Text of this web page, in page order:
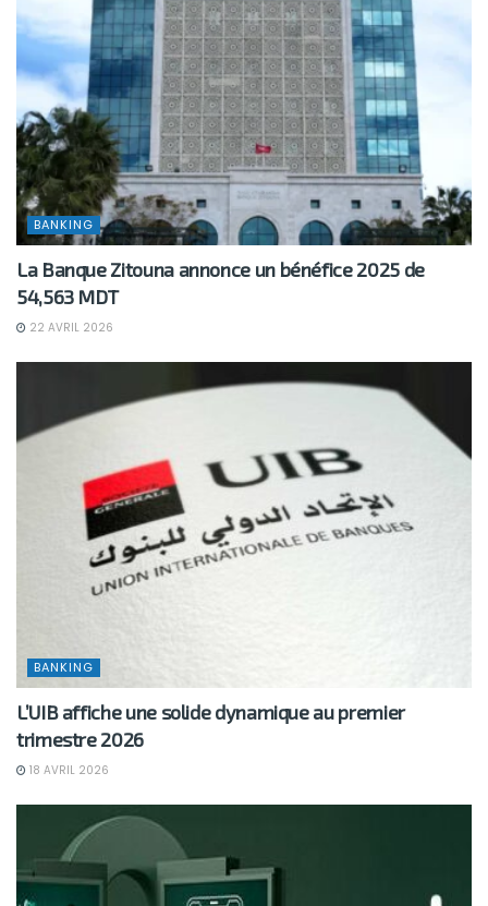
BANKING
La Banque Zitouna annonce un bénéfice 2025 de
54,563 MDT
22 AVRIL 2026
BANKING
L’UIB affiche une solide dynamique au premier
trimestre 2026
18 AVRIL 2026